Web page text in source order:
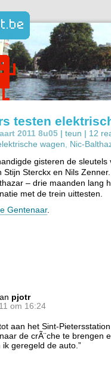
testen
2011 8u05 | teun | 12
wagen Nic-
gisteren de
Stijn Sterckx en Nils
– drie maanden lang
met de trein uittesten.
Gentenaar.
pjotr
om 16:24
aan het Sint-
de crÃ¨che te brengen
geregeld de auto.”